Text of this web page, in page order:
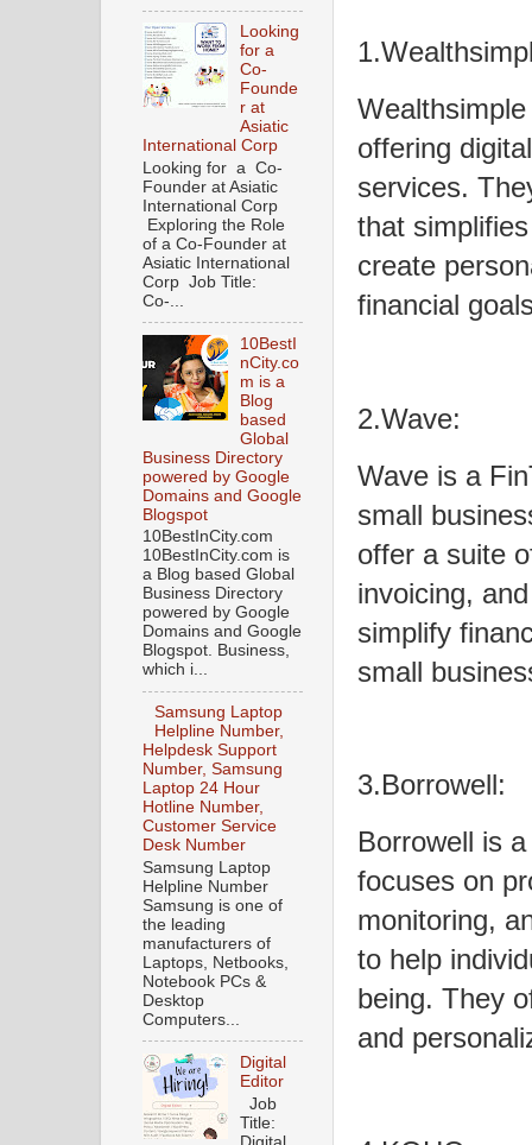
offering
services.
that
create
financial
2.Wave:
Wave is a
small
offer a suite
invoicing,
simplify
small
3.Borrowell:
Borrowell is
focuses on
monitoring,
to help
being. They
and
Looking
for a
Co-
Founde
r at
Asiatic
International Corp
Looking for a Co-
Founder at Asiatic
International Corp
Exploring the Role
of a Co-Founder at
Asiatic International
Corp Job Title:
Co-...
10BestI
nCity.co
m is a
Blog
based
Global
Business Directory
powered by Google
Domains and Google
Blogspot
10BestInCity.com
10BestInCity.com is
a Blog based Global
Business Directory
powered by Google
Domains and Google
Blogspot. Business,
which i...
Samsung Laptop
Helpline Number,
Helpdesk Support
Number, Samsung
Laptop 24 Hour
Hotline Number,
Customer Service
Desk Number
Samsung Laptop
Helpline Number
Samsung is one of
the leading
manufacturers of
Laptops, Netbooks,
Notebook PCs &
Desktop
Computers...
Digital
Editor
Job
Title: